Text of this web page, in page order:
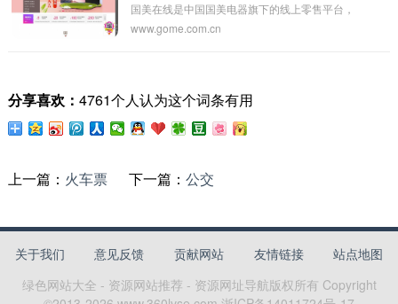
国美在线是中国国美电器旗下的线上零售平台，
提供家电、手机、数码、电脑、家居等商品的在
致力于为消费者提供优质且便捷的购物体验。
www.gome.com.cn
分享喜欢： 4761个人认为这个词条有用
上一篇： 火车票 下一篇： 公交
关于我们 意见反馈 贡献网站 友情链接
站点地图
绿色网站大全 - 资源网站推荐 - 资源网址导航版权所有 Copyright